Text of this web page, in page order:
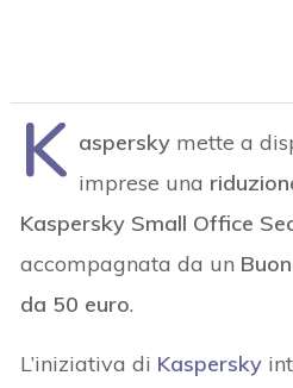
K aspersky mette a
imprese una
Kaspersky Small Office
accompagnata da un
da 50 euro.
L’iniziativa di Kaspersky